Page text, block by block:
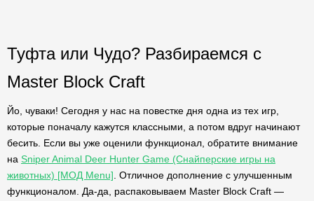
Туфта или Чудо? Разбираемся с
Master Block Craft
Йо, чуваки! Сегодня у нас на повестке дня одна из тех игр,
которые поначалу кажутся классными, а потом вдруг начинают
бесить. Если вы уже оценили функционал, обратите внимание
на Sniper Animal Deer Hunter Game (Снайперские игры на
животных) [МОД Menu] . Отличное дополнение с улучшенным
функционалом. Да-да, распаковываем Master Block Craft —